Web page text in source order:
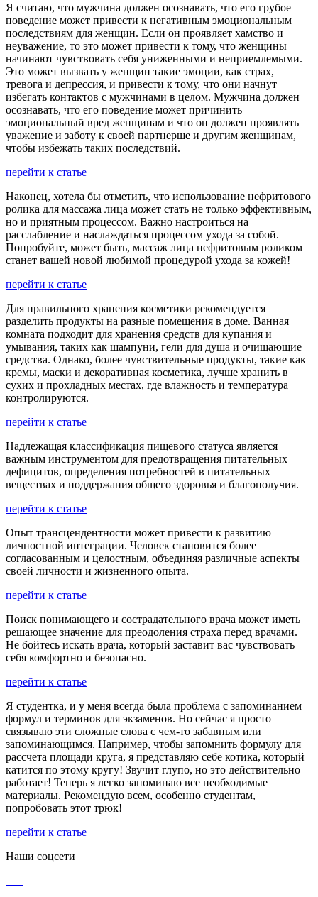
Я считаю, что мужчина должен осознавать, что его грубое
поведение может привести к негативным эмоциональным
последствиям для женщин. Если он проявляет хамство и
неуважение, то это может привести к тому, что женщины
начинают чувствовать себя униженными и неприемлемыми.
Это может вызвать у женщин такие эмоции, как страх,
тревога и депрессия, и привести к тому, что они начнут
избегать контактов с мужчинами в целом. Мужчина должен
осознавать, что его поведение может причинить
эмоциональный вред женщинам и что он должен проявлять
уважение и заботу к своей партнерше и другим женщинам,
чтобы избежать таких последствий.
перейти к статье
Наконец, хотела бы отметить, что использование нефритового
ролика для массажа лица может стать не только эффективным,
но и приятным процессом. Важно настроиться на
расслабление и наслаждаться процессом ухода за собой.
Попробуйте, может быть, массаж лица нефритовым роликом
станет вашей новой любимой процедурой ухода за кожей!
перейти к статье
Для правильного хранения косметики рекомендуется
разделить продукты на разные помещения в доме. Ванная
комната подходит для хранения средств для купания и
умывания, таких как шампуни, гели для душа и очищающие
средства. Однако, более чувствительные продукты, такие как
кремы, маски и декоративная косметика, лучше хранить в
сухих и прохладных местах, где влажность и температура
контролируются.
перейти к статье
Надлежащая классификация пищевого статуса является
важным инструментом для предотвращения питательных
дефицитов, определения потребностей в питательных
веществах и поддержания общего здоровья и благополучия.
перейти к статье
Опыт трансцендентности может привести к развитию
личностной интеграции. Человек становится более
согласованным и целостным, объединяя различные аспекты
своей личности и жизненного опыта.
перейти к статье
Поиск понимающего и сострадательного врача может иметь
решающее значение для преодоления страха перед врачами.
Не бойтесь искать врача, который заставит вас чувствовать
себя комфортно и безопасно.
перейти к статье
Я студентка, и у меня всегда была проблема с запоминанием
формул и терминов для экзаменов. Но сейчас я просто
связываю эти сложные слова с чем-то забавным или
запоминающимся. Например, чтобы запомнить формулу для
рассчета площади круга, я представляю себе котика, который
катится по этому кругу! Звучит глупо, но это действительно
работает! Теперь я легко запоминаю все необходимые
материалы. Рекомендую всем, особенно студентам,
попробовать этот трюк!
перейти к статье
Наши соцсети